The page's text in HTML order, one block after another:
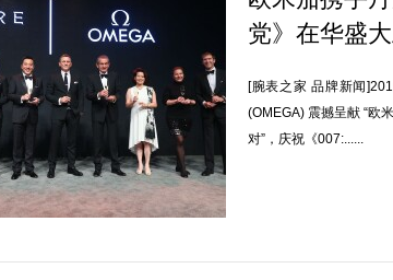
党》在华盛
[腕表之家 品牌新闻
(OMEGA) 震撼呈献 “欧
对”，庆祝《007:......